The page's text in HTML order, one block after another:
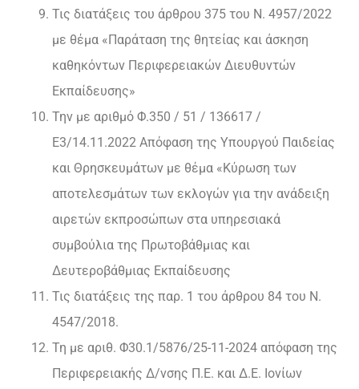
Τις διατάξεις του άρθρου 375 του Ν. 4957/2022
με θέμα «Παράταση της θητείας και άσκηση
καθηκόντων Περιφερειακών Διευθυντών
Εκπαίδευσης»
Την με αριθμό Φ.350 / 51 / 136617 /
Ε3/14.11.2022 Απόφαση της Υπουργού Παιδείας
και Θρησκευμάτων με θέμα «Κύρωση των
αποτελεσμάτων των εκλογών για την ανάδειξη
αιρετών εκπροσώπων στα υπηρεσιακά
συμβούλια της Πρωτοβάθμιας και
Δευτεροβάθμιας Εκπαίδευσης
Τις διατάξεις της παρ. 1 του άρθρου 84 του Ν.
4547/2018.
Τη με αριθ. Φ30.1/5876/25-11-2024 απόφαση της
Περιφερειακής Δ/νσης Π.Ε. και Δ.Ε. Ιονίων